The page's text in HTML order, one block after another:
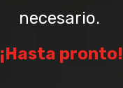
necesario.
¡Hasta pronto!